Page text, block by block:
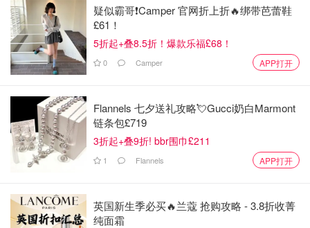
疑似霸哥❗️Camper 官网折上折🔥绑带芭蕾鞋
£61！
5折起+叠8.5折！爆款乐福£68！
0 Camper APP打开
Flannels 七夕送礼攻略💘Gucci奶白Marmont
链条包£719
3折起+叠9折! bbr围巾£211
1 Flannels APP打开
英国新生季必买🔥兰蔻 抢购攻略 - 3.8折收菁
纯面霜